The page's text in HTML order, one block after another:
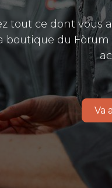
tout ce dont vous
boutique du
Va